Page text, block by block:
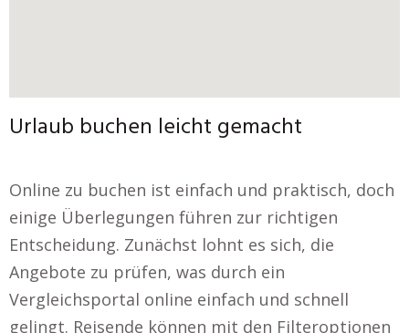
Urlaub buchen leicht gemacht
Online zu buchen ist einfach und praktisch, doch
einige Überlegungen führen zur richtigen
Entscheidung. Zunächst lohnt es sich, die
Angebote zu prüfen, was durch ein
Vergleichsportal online einfach und schnell
gelingt. Reisende können mit den Filteroptionen